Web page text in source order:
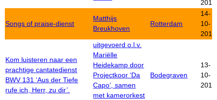
2012
Songs of praise-dienst
Matthijs
Breukhoven
Rotterdam
14-
10-
2012
Kom luisteren naar een
prachtige cantatedienst
BWV 131 ‘Aus der Tiefe
rufe ich, Herr, zu dir’.
uitgevoerd o.l.v.
Mariëlle
Heidekamp door
Projectkoor ‘Da
Capo’, samen
met kamerorkest
Bodegraven
13-
10-
2012